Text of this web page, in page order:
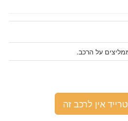
טרייד אין לרכב זה